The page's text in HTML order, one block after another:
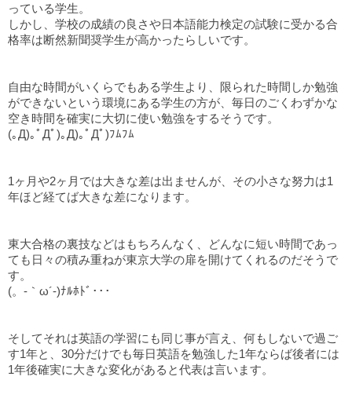
っている学生。
しかし、学校の成績の良さや日本語能力検定の試験に受かる合
格率は断然新聞奨学生が高かったらしいです。
自由な時間がいくらでもある学生より、限られた時間しか勉強
ができないという環境にある学生の方が、毎日のごくわずかな
空き時間を確実に大切に使い勉強をするそうです。
(｡Д)｡ﾟДﾟ)｡Д)｡ﾟДﾟ)ﾌﾑﾌﾑ
1ヶ月や2ヶ月では大きな差は出ませんが、その小さな努力は1
年ほど経てば大きな差になります。
東大合格の裏技などはもちろんなく、どんなに短い時間であっ
ても日々の積み重ねが東京大学の扉を開けてくれるのだそうで
す。
(。-｀ω´-)ﾅﾙﾎﾄﾞ･･･
そしてそれは英語の学習にも同じ事が言え、何もしないで過ご
す1年と、30分だけでも毎日英語を勉強した1年ならば後者には
1年後確実に大きな変化があると代表は言います。